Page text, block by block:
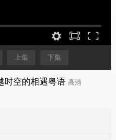
上集 下集
时空的相遇粤语 高清